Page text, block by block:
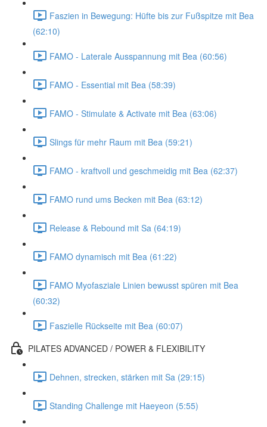
Faszien in Bewegung: Hüfte bis zur Fußspitze mit Bea
(62:10)
FAMO - Laterale Ausspannung mit Bea (60:56)
FAMO - Essential mit Bea (58:39)
FAMO - Stimulate & Activate mit Bea (63:06)
Slings für mehr Raum mit Bea (59:21)
FAMO - kraftvoll und geschmeidig mit Bea (62:37)
FAMO rund ums Becken mit Bea (63:12)
Release & Rebound mit Sa (64:19)
FAMO dynamisch mit Bea (61:22)
FAMO Myofasziale Linien bewusst spüren mit Bea
(60:32)
Faszielle Rückseite mit Bea (60:07)
PILATES ADVANCED / POWER & FLEXIBILITY
Dehnen, strecken, stärken mit Sa (29:15)
Standing Challenge mit Haeyeon (5:55)